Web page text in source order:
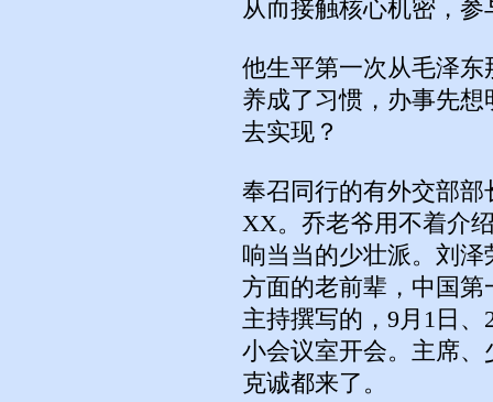
从而接触核心机密，
他生平第一次从毛泽东
养成了习惯，办事先
去实现？
奉召同行的有外交部
XX。乔老爷用不着介
响当当的少壮派。刘
方面的老前辈，中国
主持撰写的，9月1日
小会议室开会。主席
克诚都来了。